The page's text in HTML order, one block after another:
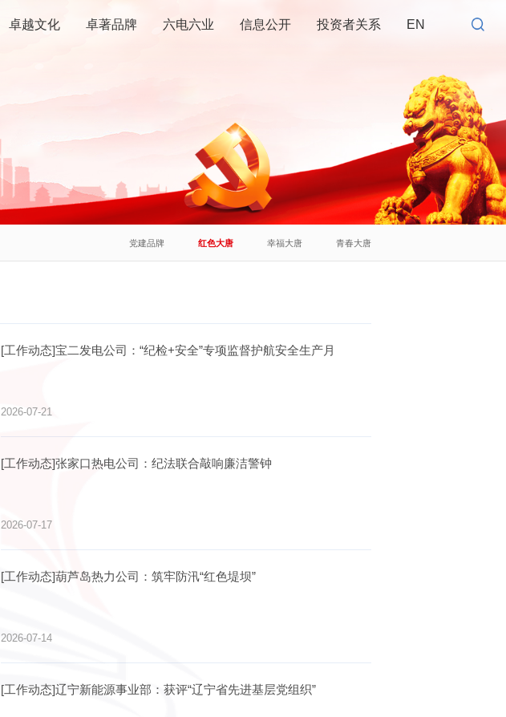
卓越文化 卓著品牌 六电六业 信息公开 投资者关系 EN
党建品牌 红色大唐 幸福大唐 青春大唐
[工作动态]宝二发电公司：“纪检+安全”专项监督护航安全生产月
2026-07-21
[工作动态]张家口热电公司：纪法联合敲响廉洁警钟
2026-07-17
[工作动态]葫芦岛热力公司：筑牢防汛“红色堤坝”
2026-07-14
[工作动态]辽宁新能源事业部：获评“辽宁省先进基层党组织”